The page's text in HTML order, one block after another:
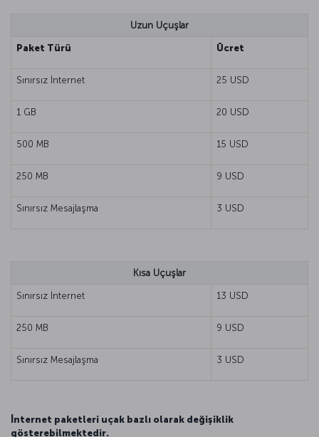
Uzun Uçuşlar
Paket Türü Ücret
Sınırsız İnternet 25 USD
1 GB 20 USD
500 MB 15 USD
250 MB 9 USD
Sınırsız Mesajlaşma 3 USD
Kısa Uçuşlar
Sınırsız İnternet 13 USD
250 MB 9 USD
Sınırsız Mesajlaşma 3 USD
İnternet paketleri uçak bazlı olarak değişiklik
gösterebilmektedir.